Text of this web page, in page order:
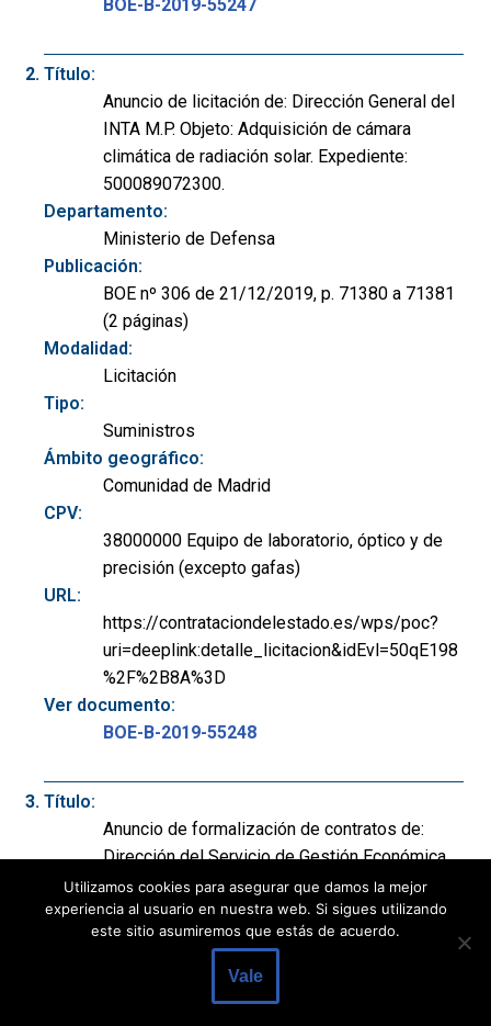
BOE-B-2019-55247
Título:
Anuncio de licitación de: Dirección General del
INTA M.P. Objeto: Adquisición de cámara
climática de radiación solar. Expediente:
500089072300.
Departamento:
Ministerio de Defensa
Publicación:
BOE nº 306 de 21/12/2019, p. 71380 a 71381
(2 páginas)
Modalidad:
Licitación
Tipo:
Suministros
Ámbito geográfico:
Comunidad de Madrid
CPV:
38000000 Equipo de laboratorio, óptico y de
precisión (excepto gafas)
URL:
https://contrataciondelestado.es/wps/poc?
uri=deeplink:detalle_licitacion&idEvl=50qE198
%2F%2B8A%3D
Ver documento:
BOE-B-2019-55248
Título:
Anuncio de formalización de contratos de:
Dirección del Servicio de Gestión Económica
de la Agencia Estatal de la Administración
Tributaria. Objeto: Suministro e instalación de
un hidrolizador automatizado de grasas para el
Laboratorio Regional de Aduanas de Andalucía.
Utilizamos cookies para asegurar que damos la mejor
experiencia al usuario en nuestra web. Si sigues utilizando
este sitio asumiremos que estás de acuerdo.
Vale